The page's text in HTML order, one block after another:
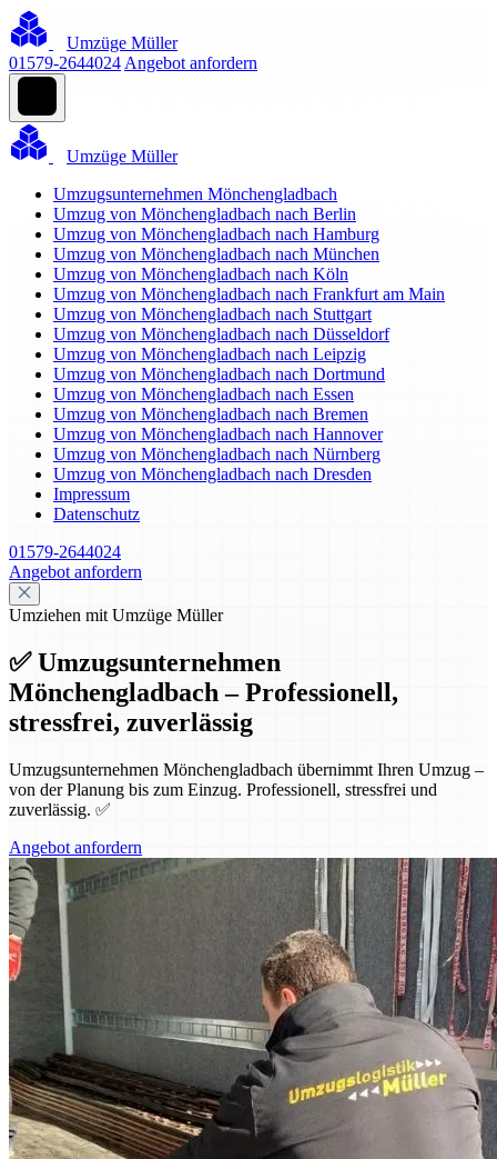
Umzüge Müller
01579-2644024 Angebot anfordern
Umzüge Müller
Umzugsunternehmen Mönchengladbach
Umzug von Mönchengladbach nach Berlin
Umzug von Mönchengladbach nach Hamburg
Umzug von Mönchengladbach nach München
Umzug von Mönchengladbach nach Köln
Umzug von Mönchengladbach nach Frankfurt am Main
Umzug von Mönchengladbach nach Stuttgart
Umzug von Mönchengladbach nach Düsseldorf
Umzug von Mönchengladbach nach Leipzig
Umzug von Mönchengladbach nach Dortmund
Umzug von Mönchengladbach nach Essen
Umzug von Mönchengladbach nach Bremen
Umzug von Mönchengladbach nach Hannover
Umzug von Mönchengladbach nach Nürnberg
Umzug von Mönchengladbach nach Dresden
Impressum
Datenschutz
01579-2644024
Angebot anfordern
Umziehen mit Umzüge Müller
✅ Umzugsunternehmen
Mönchengladbach – Professionell,
stressfrei, zuverlässig
Umzugsunternehmen Mönchengladbach übernimmt Ihren Umzug –
von der Planung bis zum Einzug. Professionell, stressfrei und
zuverlässig. ✅
Angebot anfordern